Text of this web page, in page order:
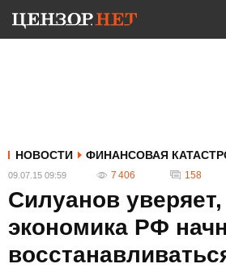
НОВОСТИ ФИНАНСОВАЯ
09.07.15 09:59 7 406 158
Силуанов уверяет,
экономика РФ